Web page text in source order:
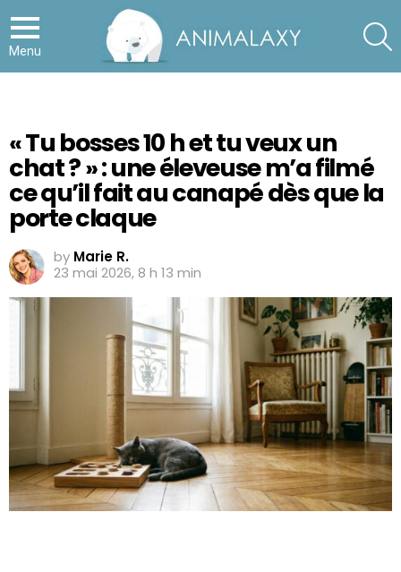
Menu
« Tu bosses 10 h et tu veux un
chat ? » : une éleveuse m’a filmé
ce qu’il fait au canapé dès que la
porte claque
by Marie R.
23 mai 2026, 8 h 13 min